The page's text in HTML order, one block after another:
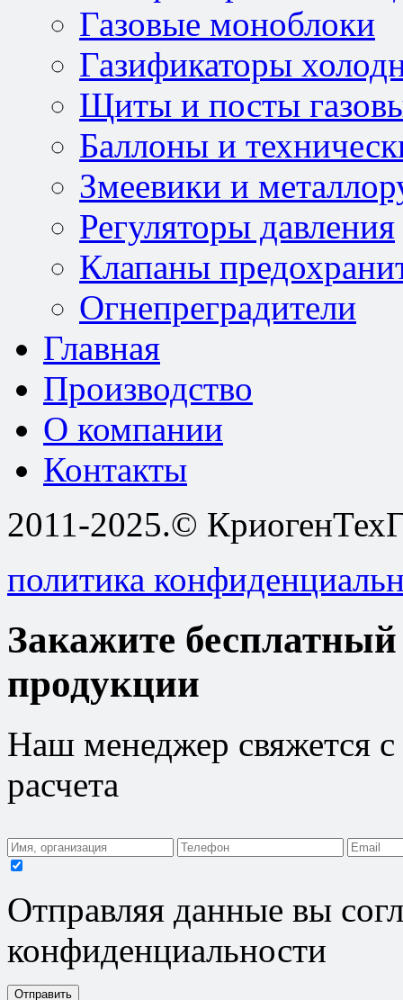
Газовые моноблоки
Газификаторы
Щиты и посты
Баллоны и
Змеевики и
Регуляторы давления
Клапаны
Огнепреградители
Главная
Производство
О компании
Контакты
2011-2025.©
политика
Закажите бесплатный
продукции
Наш менеджер свяжется
расчета
Отправляя данные вы
конфиденциальности
Отправить